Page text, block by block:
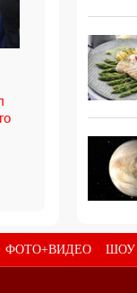
связи
14:00,
12:48,
В
12:40,
ФОТО+ВИДЕО ШОУ